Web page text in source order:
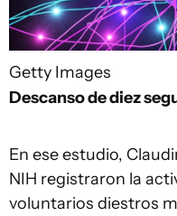
Getty Images
Descanso de diez
En ese estudio,
NIH registraron la
voluntarios diestros